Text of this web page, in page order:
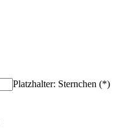
Platzhalter: Sternchen (*)